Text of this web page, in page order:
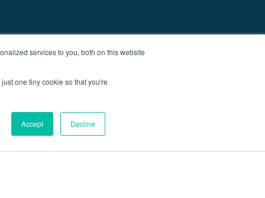
services to you, both on this website
one tiny cookie so that you're
Accept Decline